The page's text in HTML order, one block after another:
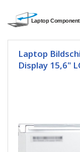
Laptop
Display 15,6"